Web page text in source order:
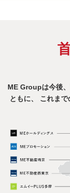
ME Groupは今後
ともに、
これま